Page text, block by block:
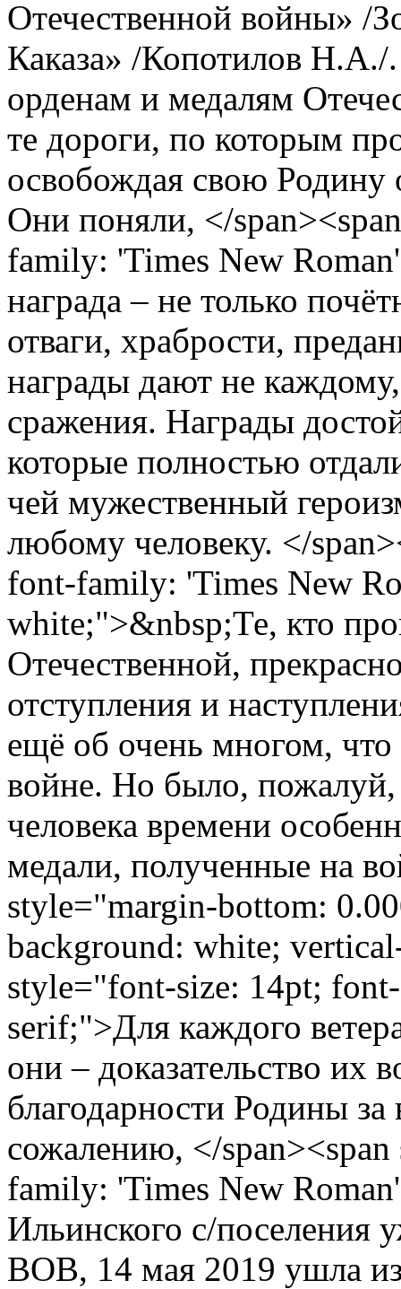
Отечественной войны» /
Каказа» /Копотилов Н.А./.
орденам и медалям
те дороги, по которым
освобождая свою Родину
Они поняли, </
family: 'Times New
награда – не только
отваги, храбрости,
награды дают не
сражения. Награды
которые полностью
чей мужественный
любому человеку. </
font-family: 'Times New
white;">&nbsp;Те, кто
Отечественной,
отступления и
ещё об очень многом, что
войне. Но было, пожалуй,
человека времени
медали, полученные на
style="margin-bottom:
background: white;
style="font-size: 14pt;
serif;">Для каждого
они – доказательство их
благодарности Родины
сожалению, </
family: 'Times New
Ильинского с/поселения
ВОВ, 14 мая 2019 ушла